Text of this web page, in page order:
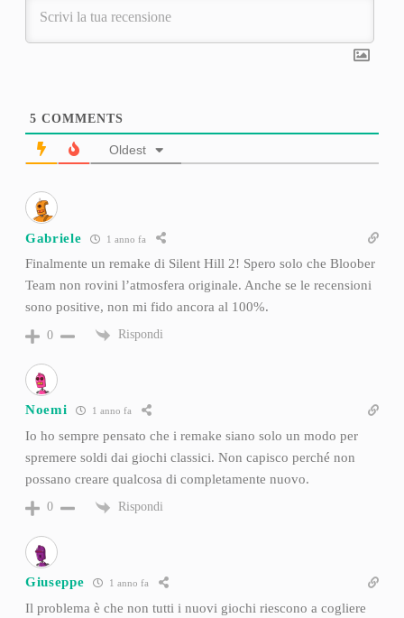
5 COMMENTS
Oldest
Gabriele 1 anno fa
Finalmente un remake di Silent Hill 2! Spero solo che Bloober
Team non rovini l’atmosfera originale. Anche se le recensioni
sono positive, non mi fido ancora al 100%.
0 Rispondi
Noemi 1 anno fa
Io ho sempre pensato che i remake siano solo un modo per
spremere soldi dai giochi classici. Non capisco perché non
possano creare qualcosa di completamente nuovo.
0 Rispondi
Giuseppe 1 anno fa
Il problema è che non tutti i nuovi giochi riescono a cogliere